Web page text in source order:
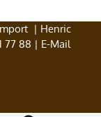
| Henric
77 88 | E-Mail